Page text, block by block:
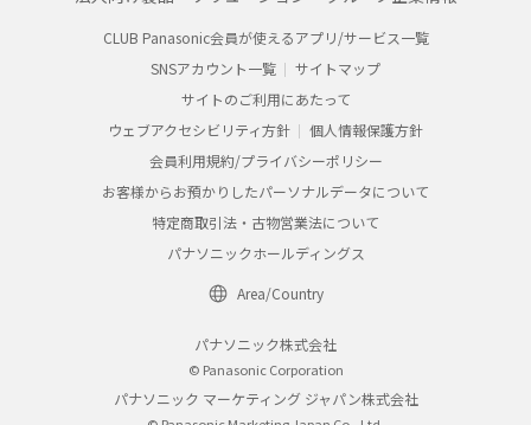
CLUB Panasonic会員が使えるアプリ/サービス一覧
SNSアカウント一覧
サイトマップ
サイトのご利用にあたって
ウェブアクセシビリティ方針
個人情報保護方針
会員利用規約/プライバシーポリシー
お客様からお預かりしたパーソナルデータについて
特定商取引法・古物営業法について
パナソニックホールディングス
Area/Country
パナソニック株式会社
© Panasonic Corporation
パナソニック マーケティング ジャパン株式会社